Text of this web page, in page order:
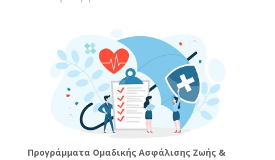
Προγράμματα Ομαδικής Ασφάλισης Ζωής &